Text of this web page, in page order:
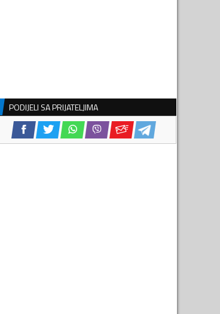
PODIJELI SA PRIJATELJIMA